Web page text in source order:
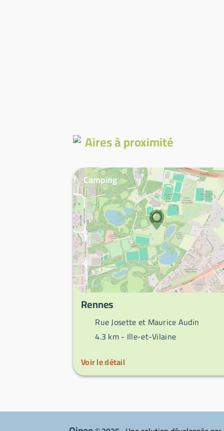
Aires à proximité
Camping
Rennes
Rue Josette et Maurice Audin
4.3 km - Ille-et-Vilaine
Voir le détail